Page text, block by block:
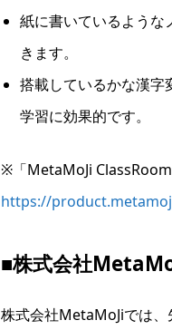
紙に書いているような
きます。
搭載しているかな漢字
学習に効果的です。
※「MetaMoJi
https://
■株式会社
株式会社MetaMoJiでは